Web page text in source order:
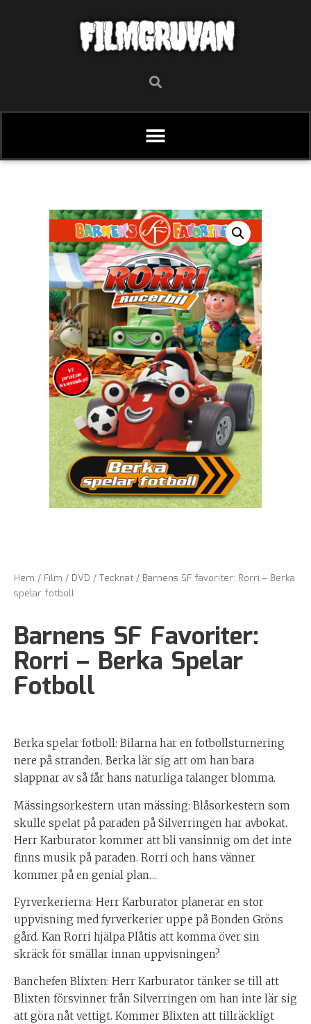
FILMGRUVAN
Hem / Film / DVD /Tecknat/ Barnens SF favoriter: Rorri – Berka
spelar fotboll
Barnens SF Favoriter:
Rorri – Berka Spelar
Fotboll
Berka spelar fotboll: Bilarna har en fotbollsturnering
nere på stranden. Berka lär sig att om han bara
slappnar av så får hans naturliga talanger blomma.
Mässingsorkestern utan mässing: Blåsorkestern som
skulle spelat på paraden på Silverringen har avbokat.
Herr Karburator kommer att bli vansinnig om det inte
finns musik på paraden. Rorri och hans vänner
kommer på en genial plan…
Fyrverkerierna: Herr Karburator planerar en stor
uppvisning med fyrverkerier uppe på Bonden Gröns
gård. Kan Rorri hjälpa Plåtis att komma över sin
skräck för smällar innan uppvisningen?
Banchefen Blixten: Herr Karburator tänker se till att
Blixten försvinner från Silverringen om han inte lär sig
att göra nåt vettigt. Kommer Blixten att tillräckligt